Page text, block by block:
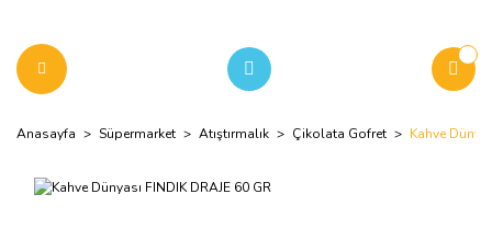
Anasayfa Süpermarket Atıştırmalık Çikolata Gofret Kahve